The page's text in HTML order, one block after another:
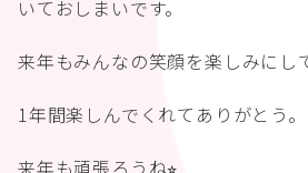
いておしまいです。
来年もみんなの笑顔を楽しみにし
1年間楽しんでくれてありがとう。
来年も頑張ろうね⭐︎